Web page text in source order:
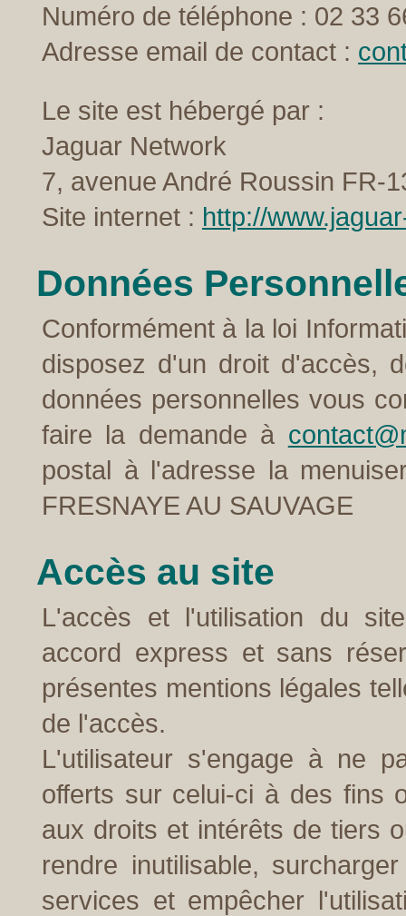
Numéro de téléphone : 02 33
Adresse email de contact :
Le site est hébergé par :
Jaguar Network
7, avenue André Roussin FR-
Site internet : http://
Données
Conformément à la loi
disposez d'un droit d'accès,
données personnelles vous
faire la demande à
postal à l'adresse la
FRESNAYE AU SAUVAGE
Accès au site
L'accès et l'utilisation du
accord express et sans
présentes mentions légales
de l'accès.
L'utilisateur s'engage à ne
offerts sur celui-ci à des fins
aux droits et intérêts de tiers
rendre inutilisable,
services et empêcher